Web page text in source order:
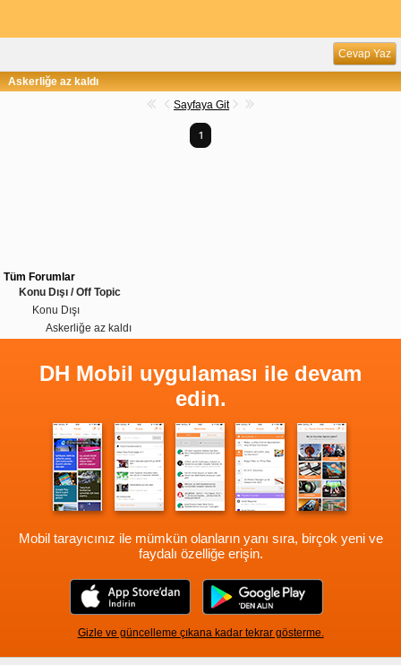
Cevap Yaz
Askerliğe az kaldı
Sayfaya Git
1
Tüm Forumlar
Konu Dışı / Off Topic
Konu Dışı
Askerliğe az kaldı
DH Mobil uygulaması ile devam
edin.
Mobil tarayıcınız ile mümkün olanların yanı sıra, birçok yeni ve
faydalı özelliğe erişin.
Gizle ve güncelleme çıkana kadar tekrar gösterme.